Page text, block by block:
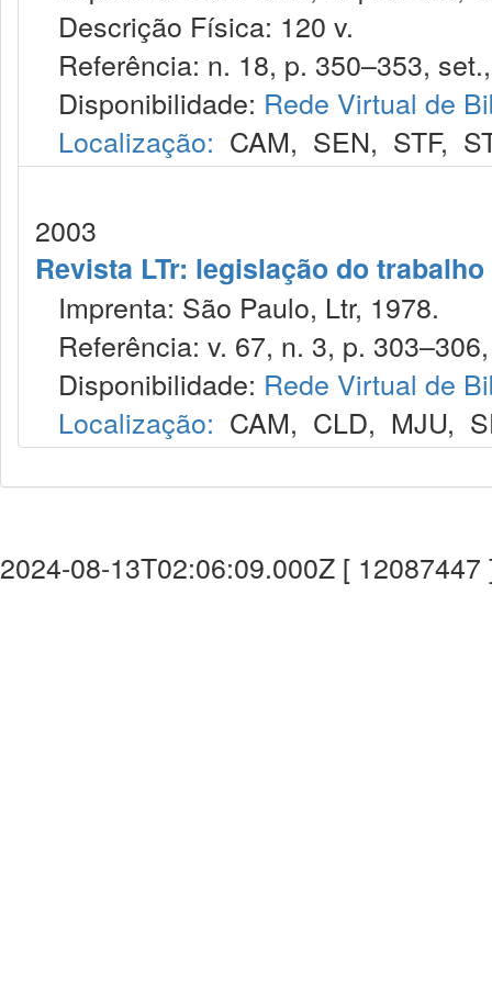
Descrição Física: 120 v.
Referência: n. 18, p. 350–353,
Disponibilidade: Rede Virtual de
Localização: CAM, SEN, STF,
2003
Revista LTr: legislação do trabalho
Imprenta: São Paulo, Ltr, 1978.
Referência: v. 67, n. 3, p.
Disponibilidade: Rede Virtual de
Localização: CAM, CLD, MJU,
2024-08-13T02:06:09.000Z [ 12087447